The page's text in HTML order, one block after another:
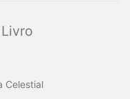
Celestial